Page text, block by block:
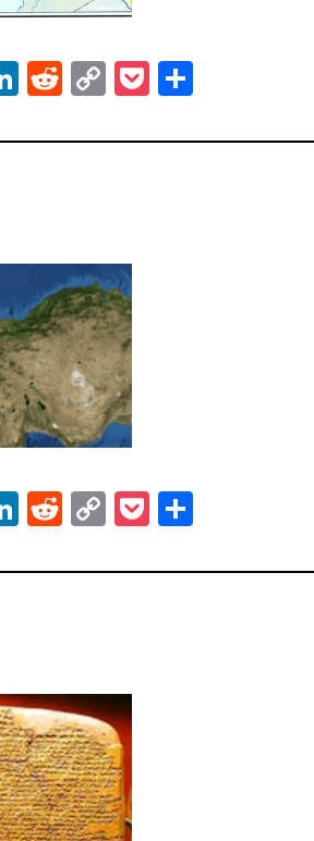
LinkedIn
RedditCopyPocket
LinkedIn
RedditCopyPocket